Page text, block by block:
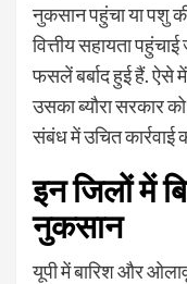
नुकसान पहुंचा या पशु
वित्तीय सहायता
फसलें बर्बाद हुई हैं.
उसका ब्यौरा सरकार
संबंध में उचित कार्रवाई
इन जिलों में
नुकसान
यूपी में बारिश और